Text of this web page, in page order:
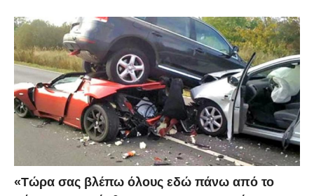
«Τώρα σας βλέπω όλους εδώ πάνω από το